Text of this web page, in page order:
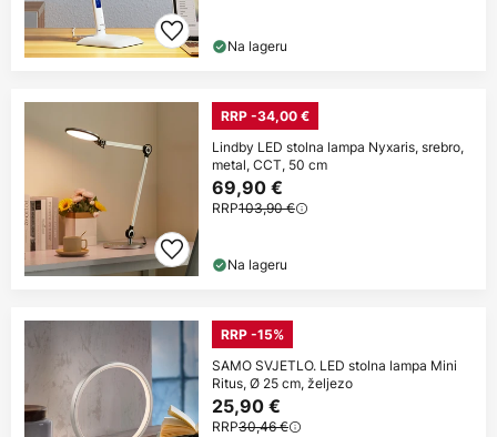
Na lageru
RRP -34,00 €
Lindby LED stolna lampa Nyxaris, srebro,
metal, CCT, 50 cm
69,90 €
RRP103,90 €
Na lageru
RRP -15%
SAMO SVJETLO. LED stolna lampa Mini
Ritus, Ø 25 cm, željezo
25,90 €
RRP30,46 €